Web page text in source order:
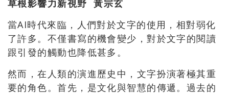
草根影響力新視野 黃宗玄
當AI時代來臨，人們對於文字的使用，相對弱化
了許多。不僅書寫的機會變少，對於文字的閱讀
跟引發的觸動也降低甚多。
然而，在人類的演進歷史中，文字扮演著極其重
要的角色。首先，是文化與智慧的傳遞。過去的